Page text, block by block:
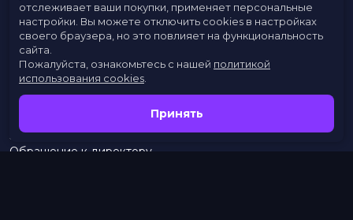
Расписание
Скоро в кино
Заведения
Обращение к директору
отслеживает ваши покупки, применяет персональные
настройки. Вы можете отключить cookies в настройках
своего браузера, но это повлияет на функциональность
сайта.
Пожалуйста, ознакомьтесь с нашей политикой
использования cookies
Принять